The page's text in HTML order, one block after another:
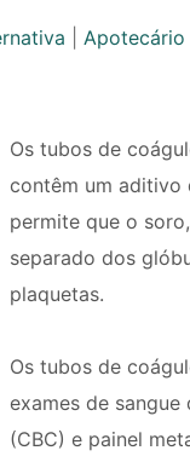
Apotecário
Os tubos de
contêm um aditivo
permite que o
separado dos
plaquetas.
Os tubos de
exames de
(CBC) e painel